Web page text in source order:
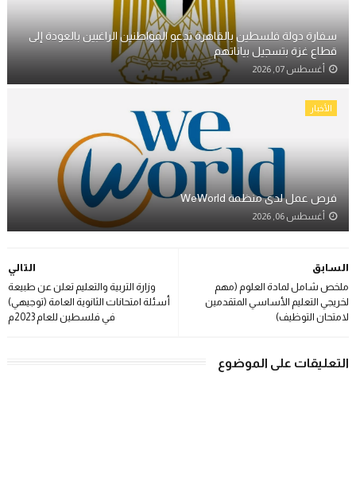
سفارة دولة فلسطين بالقاهرة تدعو المواطنين الراغبين بالعودة إلى
قطاع غزة بتسجيل بياناتهم
أغسطس 07, 2026
الأخبار
فرص عمل لدى منظمة WeWorld
أغسطس 06, 2026
التالي
وزارة التربية والتعليم تعلن عن طبيعة
أسئلة امتحانات الثانوية العامة (توجيهي)
في فلسطين للعام 2023م
السابق
ملخص شامل لمادة العلوم (مهم
لخريجي التعليم الأساسي المتقدمين
لامتحان التوظيف)
التعليقات على الموضوع